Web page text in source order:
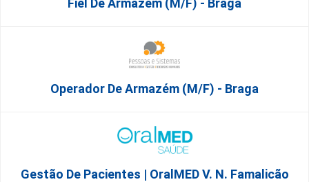
Fiel De Armazém (m/f) - Braga
Operador De Armazém (m/f) - Braga
Gestão De Pacientes | OralMED V. N. Famalicão